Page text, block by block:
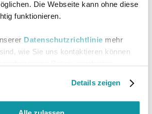
Die Webseite kann ohne diese
funktionieren.
Datenschutzrichtlinie mehr
wie Sie uns kontaktieren können
Details zeigen